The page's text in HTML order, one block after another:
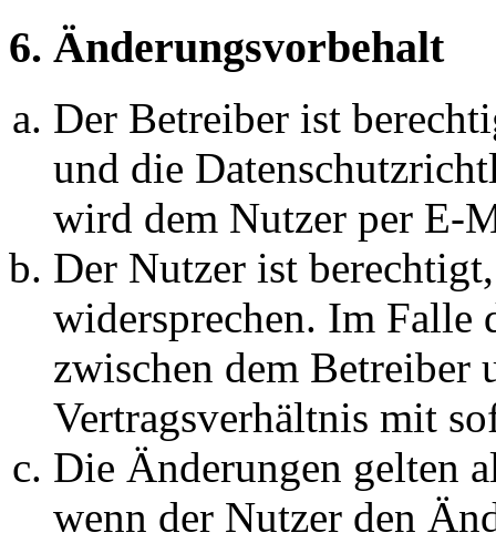
6. Änderungsvorbehalt
Der Betreiber ist
und die
wird dem Nutzer per E-
Der Nutzer ist
widersprechen. Im Falle
zwischen dem Betreiber
Vertragsverhältnis mit
Die Änderungen gelten
wenn der Nutzer den